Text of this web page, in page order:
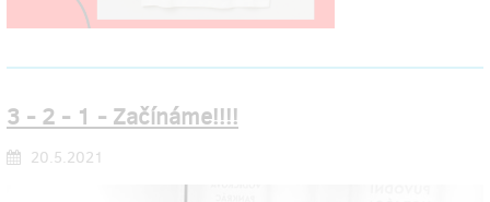
3 - 2 - 1 - Začínáme!!!!
20.5.2021